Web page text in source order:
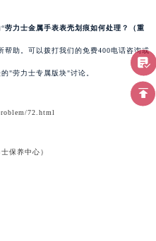
劳力士金属手表表壳划痕如何处理？（重
帮助。可以拨打我们的免费400电话咨询或
"劳力士专属版块"讨论。
72.html
保养中心）